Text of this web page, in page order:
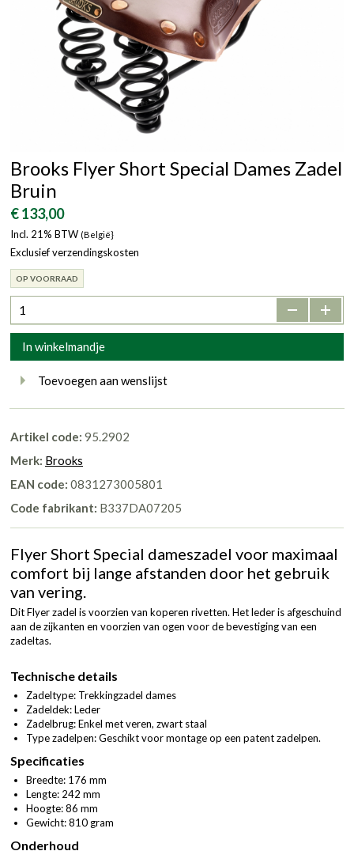
Brooks Flyer Short Special Dames Zadel
Bruin
€ 133,00
Incl. 21% BTW (België}
Exclusief verzendingskosten
OP VOORRAAD
- +
In winkelmandje
Toevoegen aan wenslijst
Artikel code: 95.2902
Merk: Brooks
EAN code: 0831273005801
Code fabrikant: B337DA07205
Flyer Short Special dameszadel voor maximaal
comfort bij lange afstanden door het gebruik
van vering.
Dit Flyer zadel is voorzien van koperen rivetten. Het leder is afgeschuind
aan de zijkanten en voorzien van ogen voor de bevestiging van een
zadeltas.
Technische details
Zadeltype: Trekkingzadel dames
Zadeldek: Leder
Zadelbrug: Enkel met veren, zwart staal
Type zadelpen: Geschikt voor montage op een patent zadelpen.
Specificaties
Breedte: 176 mm
Lengte: 242 mm
Hoogte: 86 mm
Gewicht: 810 gram
Onderhoud